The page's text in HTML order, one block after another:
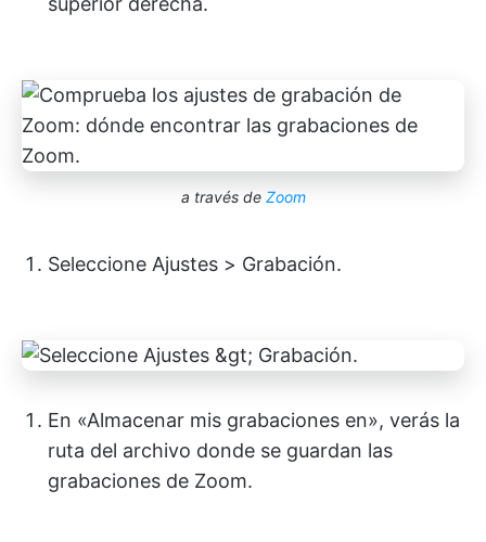
a través de Zoom
Seleccione Ajustes > Grabación.
En «Almacenar mis grabaciones en», verás la
ruta del archivo donde se guardan las
grabaciones de Zoom.